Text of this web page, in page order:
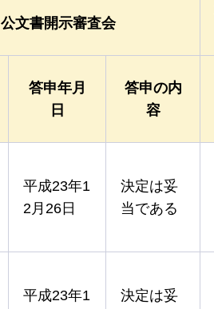
公文書開示審査会
答申年月
日
答申の内
容
平成23年1
2月26日
決定は妥
当である
平成23年1 決定は妥